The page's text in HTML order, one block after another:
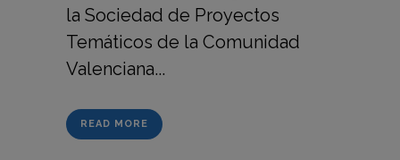
la Sociedad de Proyectos
Temáticos de la Comunidad
Valenciana...
READ MORE